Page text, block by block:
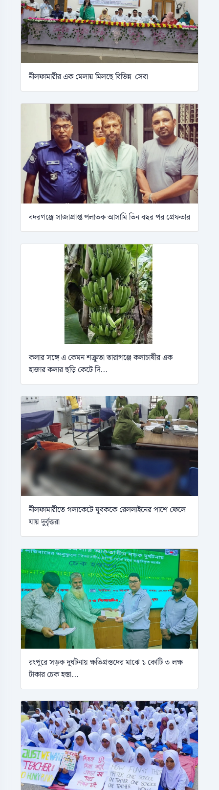
নীলফামারীর এক মেলায় মিলছে বিভিন্ন সেবা
বদরগঞ্জে সাজাপ্রাপ্ত পলাতক আসামি তিন বছর পর গ্রেফতার
কলার সঙ্গে এ কেমন শক্রুতা তারাগঞ্জে কলাচাষীর এক
হাজার কলার ছড়ি কেটে দি...
নীলফামারীতে গলাকেটে যুবককে রেললাইনের পাশে ফেলে
যায় দুর্বৃত্তরা
রংপুরে সড়ক দুর্ঘটনায় ক্ষতিগ্রস্তদের মাঝে ১ কোটি ৩ লক্ষ
টাকার চেক হস্তা...